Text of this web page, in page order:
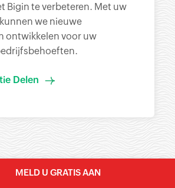
Bigin te verbeteren. Met uw
we nieuwe
ontwikkelen voor uw
Delen
MELD U GRATIS AAN